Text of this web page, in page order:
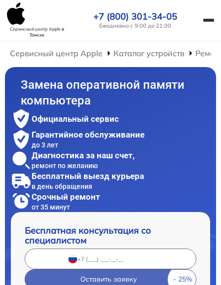
Сервисный центр Appleв
Томске
+7 (800) 301-34-05
Ежедневно с 9:00 до 21:00
Сервисный центр Apple Каталог устройств
Замена оперативной памяти
компьютера
Официальный сервис
Гарантийное обслуживание
до 3 лет
Диагностика за наш счет,
ремонт по желанию
Бесплатный выезд курьера
в день обращения
Срочный ремонт
от 35 минут
Бесплатная консультация со
специалистом
Оставить заявку